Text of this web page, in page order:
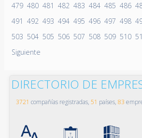
479 480 481 482 483 484 485 486
491 492 493 494 495 496 497 498
503 504 505 506 507 508 509 510
Siguiente
DIRECTORIO DE
3721 compañías registradas, 51 países, 83